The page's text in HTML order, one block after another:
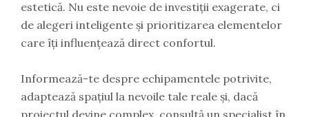
estetică. Nu este nevoie de investiții exagerate, ci
de alegeri inteligente și prioritizarea elementelor
care îți influențează direct confortul.
Informează-te despre echipamentele potrivite,
adaptează spațiul la nevoile tale reale și, dacă
proiectul devine complex, consultă un specialist în